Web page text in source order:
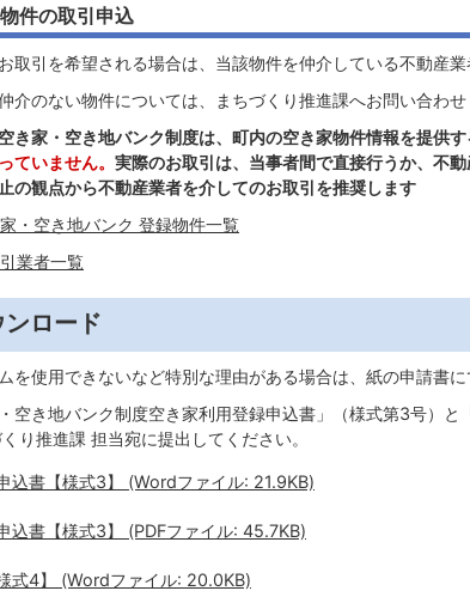
件の取引申込
取引を希望される場合は、当該物件を仲介している不動産業
介のない物件については、まちづくり推進課へお問い合わせ
き家・空き地バンク制度は、町内の空き家物件情報を提供す
ていません。 実際のお取引は、当事者間で直接行うか、不
の観点から不動産業者を介してのお取引を推奨します
・空き地バンク 登録物件一覧
業者一覧
ロード
を使用できないなど特別な理由がある場合は、紙の申請書に
・空き地バンク制度空き家利用登録申込書」（様式第3号）
り推進課 担当宛に提出してください。
込書【様式3】 (Wordファイル: 21.9KB)
込書【様式3】 (PDFファイル: 45.7KB)
式4】 (Wordファイル: 20.0KB)